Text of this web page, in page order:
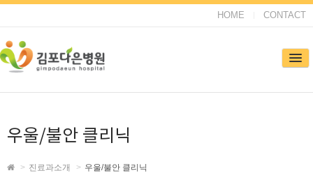
HOME CONTACT
우울/불안 클리닉
진료과소개 우울/불안 클리닉